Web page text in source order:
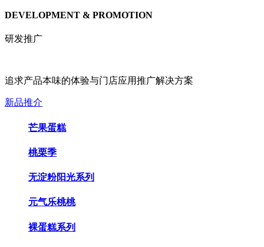
DEVELOPMENT & PROMOTION
研发推广
追求产品本味的体验与门店应用推广解决方案
新品推介
芒果蛋糕
桃栗季
无淀粉阳光系列
元气乐桃桃
裸蛋糕系列